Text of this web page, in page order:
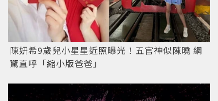
陳妍希9歲兒小星星近照曝光！五官神似陳曉 網
驚直呼「縮小版爸爸」